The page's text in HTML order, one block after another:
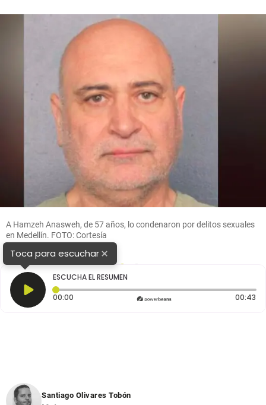
A Hamzeh Anasweh, de 57 años, lo condenaron por delitos sexuales
en Medellín. FOTO: Cortesía
Toca para escuchar×
ESCUCHA EL RESUMEN
00:00 Tiempo transcurrido: 0 segundos 00:43
Santiago Olivares Tobón